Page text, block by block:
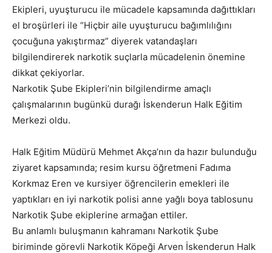
Ekipleri, uyuşturucu ile mücadele kapsamında dağıttıkları
el broşürleri ile “Hiçbir aile uyuşturucu bağımlılığını
çocuğuna yakıştırmaz” diyerek vatandaşları
bilgilendirerek narkotik suçlarla mücadelenin önemine
dikkat çekiyorlar.
Narkotik Şube Ekipleri’nin bilgilendirme amaçlı
çalışmalarının bugünkü durağı İskenderun Halk Eğitim
Merkezi oldu.
Halk Eğitim Müdürü Mehmet Akça’nın da hazır bulunduğu
ziyaret kapsamında; resim kursu öğretmeni Fadıma
Korkmaz Eren ve kursiyer öğrencilerin emekleri ile
yaptıkları en iyi narkotik polisi anne yağlı boya tablosunu
Narkotik Şube ekiplerine armağan ettiler.
Bu anlamlı buluşmanın kahramanı Narkotik Şube
biriminde görevli Narkotik Köpeği Arven İskenderun Halk